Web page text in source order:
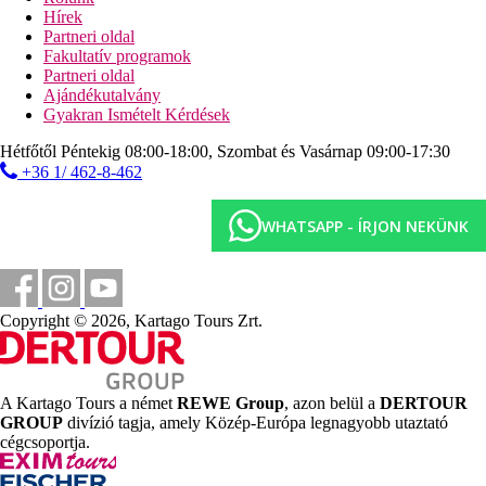
Síkképernyős TV, valamint központilag szabályozott
légkondicionáló található. Fürdőszoba zuhanyzóval (méret: kb.
m²). A törölközőket naponta cserélik.
Távolságok
500 m
Turisztikai központ
Távolság a legközelebbi repülőtértől
250 m
Távolság a tengerparttól
Tengerpart
Napágyak a strandon térítés ellenében
Napernyők a strandon térítés ellenében
Hírek
Partneri oldal
Fakultatív programok
Partneri oldal
Ajándékutalvány
Gyakran Ismételt Kérdések
Hétfőtől Péntekig 08:00-18:00, Szombat és Vasárnap 09:00-17:30
+36 1/ 462-8-462
WHATSAPP - ÍRJON NEKÜNK
Copyright © 2026, Kartago Tours Zrt.
A Kartago Tours a német REWE Group, azon belül a DERTOUR
GROUP divízió tagja, amely Közép-Európa legnagyobb utaztató
cégcsoportja.